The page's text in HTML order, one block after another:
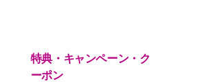
特典・キャンペーン・ク
ーポン